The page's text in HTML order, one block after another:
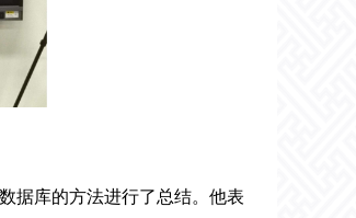
据库的方法进行了总结。他表